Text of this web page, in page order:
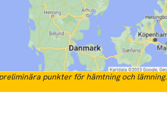
punkter för hämtning och lämning.